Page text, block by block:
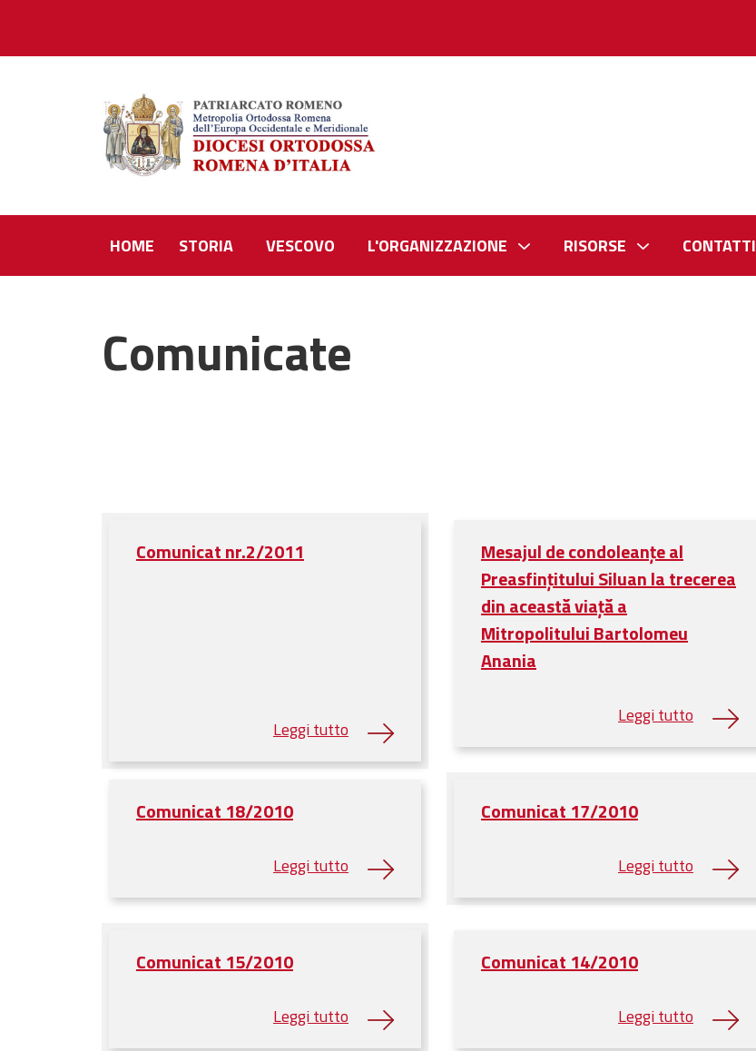
HOME STORIA VESCOVO L'ORGANIZZAZIONE RISORSE CONTATTI
Comunicate
Comunicat nr.2/2011
Mesajul de condoleanţe al
Preasfințitului Siluan la trecerea
din această viaţă a
Mitropolitului Bartolomeu
Anania
Comunicat 18/2010 Comunicat 17/2010
Comunicat 15/2010 Comunicat 14/2010